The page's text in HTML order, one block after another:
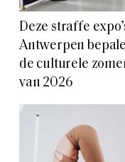
Deze straffe
Antwerpen
de culturele
van 2026